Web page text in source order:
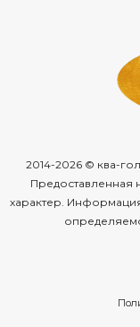
2014-2026 © ква-
Предоставленная
характер.